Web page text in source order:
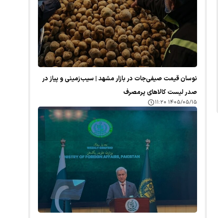
نوسان قیمت صیفی‌جات در بازار مشهد | سیب‌زمینی و پیاز در
صدر لیست کالا‌های پرمصرف
۱۴۰۵/۰۵/۱۵ ۱۱:۲۰